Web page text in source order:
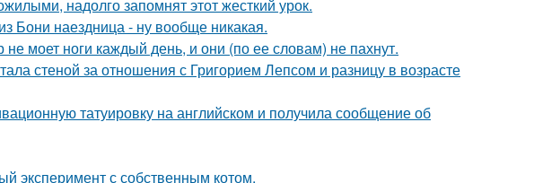
надолго запомнят этот жесткий урок.
Бони наездница - ну вообще никакая.
моет ноги каждый день, и они (по ее словам) не пахнут.
стеной за отношения с Григорием Лепсом и разницу в возрасте
татуировку на английском и получила сообщение об
эксперимент с собственным котом.